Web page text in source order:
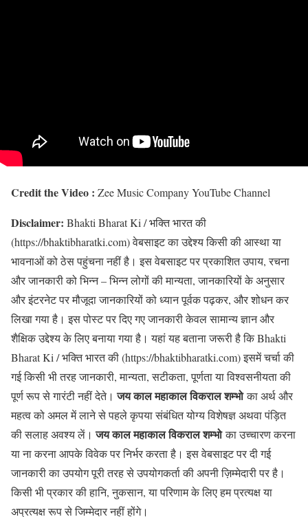
Credit the Video : Zee Music Company YouTube Channel
Disclaimer: Bhakti Bharat Ki / भक्ति भारत की
(https://bhaktibharatki.com) वेबसाइट का उद्देश्य किसी की आस्था या
भावनाओं को ठेस पहुंचना नहीं है। इस वेबसाइट पर प्रकाशित उपाय, रचना
और जानकारी को भिन्न – भिन्न लोगों की मान्यता, जानकारियों के अनुसार
और इंटरनेट पर मौजूदा जानकारियों को ध्यान पूर्वक पढ़कर, और शोधन कर
लिखा गया है। इस पोस्ट पर दिए गए जानकारी केवल सामान्य ज्ञान और
शैक्षिक उद्देश्य के लिए बनाया गया है। यहां यह बताना जरूरी है कि Bhakti
Bharat Ki / भक्ति भारत की (https://bhaktibharatki.com) इसमें चर्चा की
गई किसी भी तरह जानकारी, मान्यता, सटीकता, पूर्णता या विश्वसनीयता की
पूर्ण रूप से गारंटी नहीं देते।जय काल महाकाल विकराल शम्भोका अर्थ और
महत्व को अमल में लाने से पहले कृपया संबंधित योग्य विशेषज्ञ अथवा पंड़ित
की सलाह अवश्य लें।जय काल महाकाल विकराल शम्भोका उच्चारण करना
या ना करना आपके विवेक पर निर्भर करता है। इस वेबसाइट पर दी गई
जानकारी का उपयोग पूरी तरह से उपयोगकर्ता की अपनी ज़िम्मेदारी पर है।
किसी भी प्रकार की हानि, नुकसान, या परिणाम के लिए हम प्रत्यक्ष या
अप्रत्यक्ष रूप से जिम्मेदार नहीं होंगे।